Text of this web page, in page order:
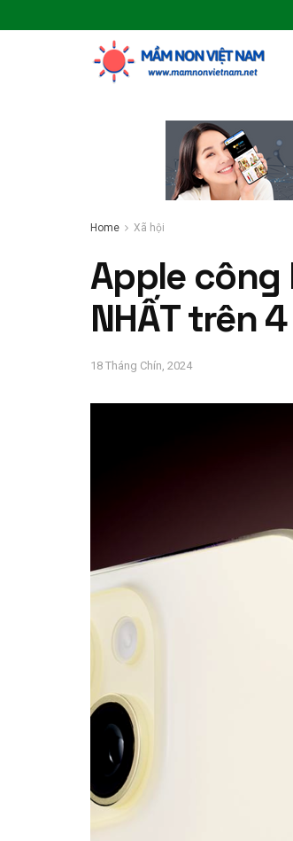
Home Xã hội
Apple công
NHẤT trên
18 Tháng Chín, 2024